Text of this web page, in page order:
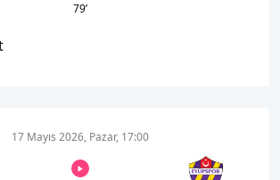
79’
17 Mayıs 2026, Pazar, 17:00